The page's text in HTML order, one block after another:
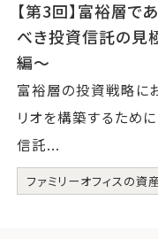
【第3回】富裕層で
べき投資信託の見
編〜
富裕層の投資戦略に
リオを構築するため
信託...
ファミリーオフィスの資